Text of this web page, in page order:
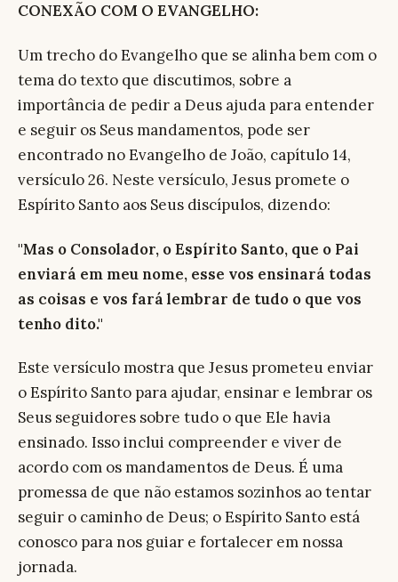
CONEXÃO COM O EVANGELHO:
Um trecho do Evangelho que se alinha bem com o
tema do texto que discutimos, sobre a
importância de pedir a Deus ajuda para entender
e seguir os Seus mandamentos, pode ser
encontrado no Evangelho de João, capítulo 14,
versículo 26. Neste versículo, Jesus promete o
Espírito Santo aos Seus discípulos, dizendo:
"Mas o Consolador, o Espírito Santo, que o Pai
enviará em meu nome, esse vos ensinará todas
as coisas e vos fará lembrar de tudo o que vos
tenho dito."
Este versículo mostra que Jesus prometeu enviar
o Espírito Santo para ajudar, ensinar e lembrar os
Seus seguidores sobre tudo o que Ele havia
ensinado. Isso inclui compreender e viver de
acordo com os mandamentos de Deus. É uma
promessa de que não estamos sozinhos ao tentar
seguir o caminho de Deus; o Espírito Santo está
conosco para nos guiar e fortalecer em nossa
jornada.